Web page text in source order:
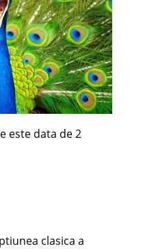
este data de 2
clasica a